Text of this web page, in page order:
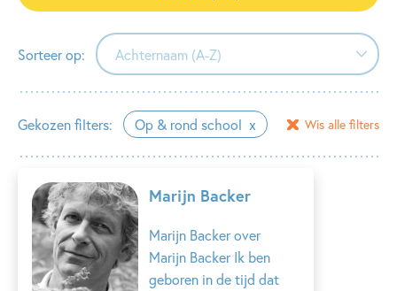
Sorteer op: Achternaam (A-Z)
Achternaam (A-Z)
Achternaam (Z-A)
Voornaam (A-Z)
Voornaam (Z-A)
Gekozen filters: Op & rond school Wis alle filters
Marijn Backer
Marijn Backer over
Marijn Backer Ik ben
geboren in de tijd dat